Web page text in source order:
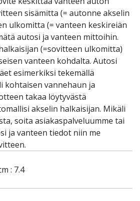
sisämitta (= autonne akselin
ulkomitta (= vanteen keskireiän
autosi ja vanteen mittoihin.
(=sovitteen ulkomitta)
vanteen kohdalta. Autosi
esimerkiksi tekemällä
kohtaisen vannehaun ja
takaa löytyvästä
akselin halkaisijan. Mikäli
soita asiakaspalveluumme tai
ja vanteen tiedot niin me
: 7.4